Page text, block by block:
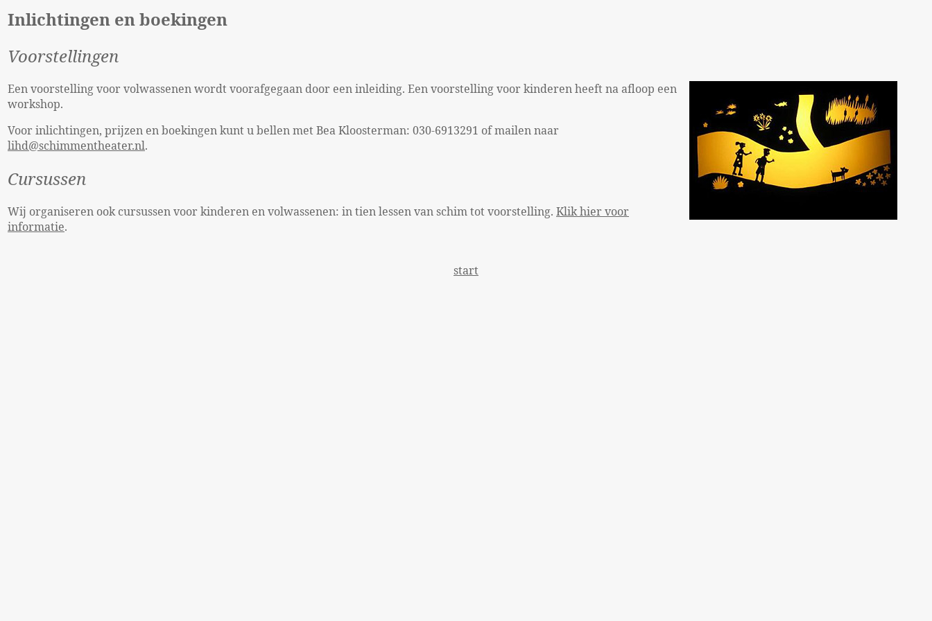
Inlichtingen en boekingen
Voorstellingen
Een voorstelling voor volwassenen wordt voorafgegaan door een inleiding. Een voorstelling voor kinderen heeft na afloop een
workshop.
Voor inlichtingen, prijzen en boekingen kunt u bellen met Bea Kloosterman: 030-6913291 of mailen naar
lihd@schimmentheater.nl.
Cursussen
Wij organiseren ook cursussen voor kinderen en volwassenen: in tien lessen van schim tot voorstelling. Klik hier voor
informatie.
start